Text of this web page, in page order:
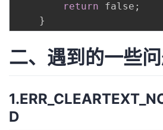
return false ;
}
二、遇到的一些
D